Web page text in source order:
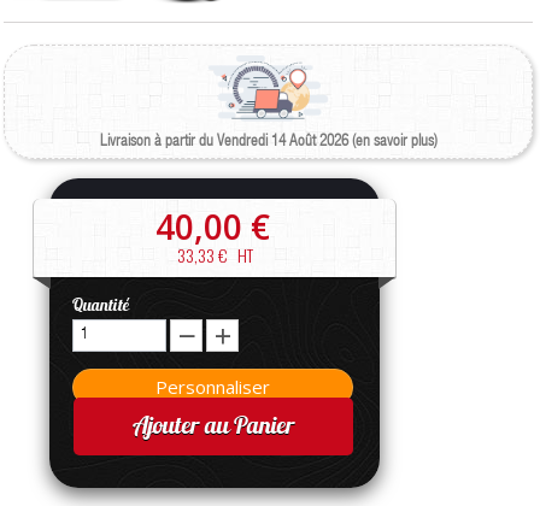
Livraison à partir du Vendredi 14 Août 2026 (en savoir plus)
40,00 €
33,33 € HT
Quantité
Ajouter au Panier